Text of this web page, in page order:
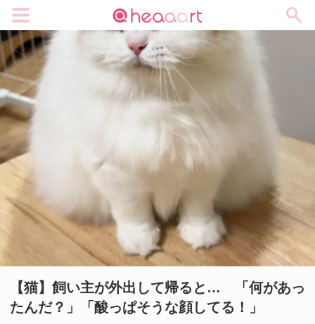
【猫】飼い主が外出して帰ると… 「何があっ
たんだ？」「酸っぱそうな顔してる！」